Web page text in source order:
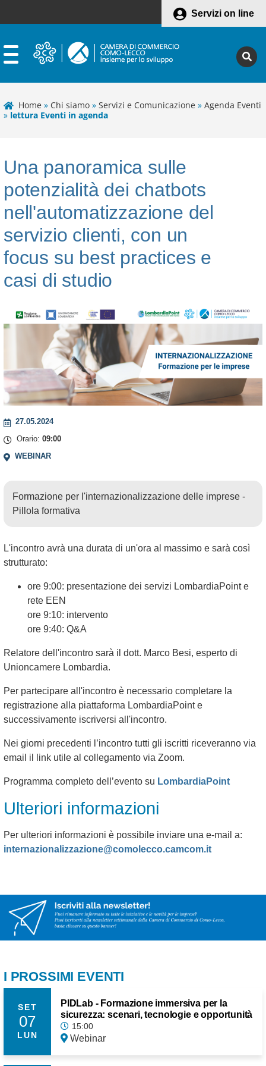
Servizi on line
Home » Chi siamo » Servizi e Comunicazione » Agenda Eventi
» lettura Eventi in agenda
Una panoramica sulle
potenzialità dei chatbots
nell'automatizzazione del
servizio clienti, con un
focus su best practices e
casi di studio
+
27.05.2024
Orario: 09:00
WEBINAR
Formazione per l'internazionalizzazione delle imprese -
Pillola formativa
L'incontro avrà una durata di un'ora al massimo e sarà così
strutturato:
ore 9:00: presentazione dei servizi LombardiaPoint e
rete EEN
ore 9:10: intervento
ore 9:40: Q&A
Relatore dell'incontro sarà il dott. Marco Besi, esperto di
Unioncamere Lombardia.
Per partecipare all'incontro è necessario completare la
registrazione alla piattaforma LombardiaPoint e
successivamente iscriversi all'incontro.
Nei giorni precedenti l’incontro tutti gli iscritti riceveranno via
email il link utile al collegamento via Zoom.
Programma completo dell’evento su LombardiaPoint
Ulteriori informazioni
Per ulteriori informazioni è possibile inviare una e-mail a:
internazionalizzazione@comolecco.camcom.it
I PROSSIMI EVENTI
SET
07
LUN
PIDLab - Formazione immersiva per la
sicurezza: scenari, tecnologie e opportunità
15:00
Webinar